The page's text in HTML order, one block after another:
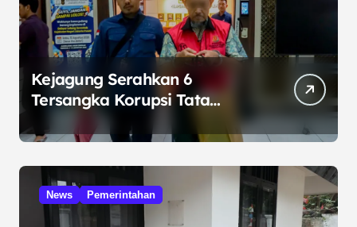
Kejagung Serahkan 6
Tersangka Korupsi Tata
Kelola Minyak ke Penuntut
Umum
News Pemerintahan